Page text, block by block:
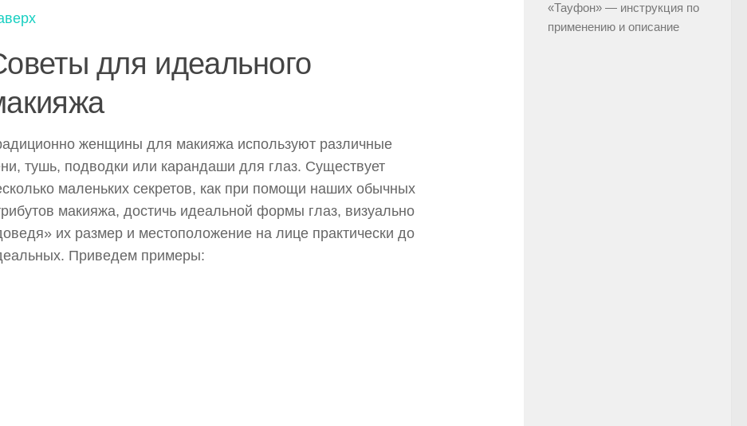
для идеального
женщины для макияжа используют различные
тушь, подводки или карандаши для глаз. Существует
маленьких секретов, как при помощи наших обычных
макияжа, достичь идеальной формы глаз, визуально
их размер и местоположение на лице практически до
Приведем примеры:
«Тауфон» — инструкция по
применению и описание